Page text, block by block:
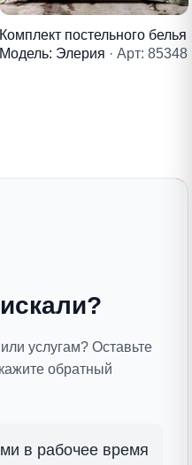
Комплект постельного белья
Модель: Элерия · Арт: 85348
услугам? Оставьте
обратный
в рабочее время